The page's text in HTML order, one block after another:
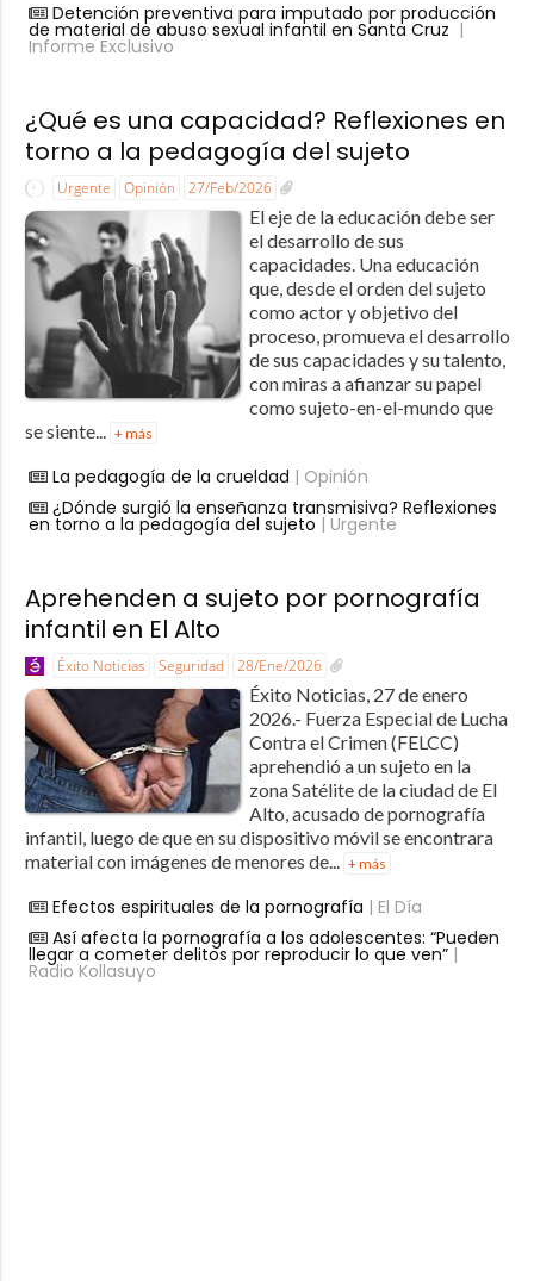
Detención preventiva para imputado por producción
de material de abuso sexual infantil en Santa Cruz |
Informe Exclusivo
¿Qué es una capacidad? Reflexiones en
torno a la pedagogía del sujeto
Urgente Opinión 27/Feb/2026
El eje de la educación debe ser
el desarrollo de sus
capacidades. Una educación
que, desde el orden del sujeto
como actor y objetivo del
proceso, promueva el desarrollo
de sus capacidades y su talento,
con miras a afianzar su papel
como sujeto-en-el-mundo que
se siente... + más
La pedagogía de la crueldad | Opinión
¿Dónde surgió la enseñanza transmisiva? Reflexiones
en torno a la pedagogía del sujeto | Urgente
Aprehenden a sujeto por pornografía
infantil en El Alto
Éxito Noticias Seguridad 28/Ene/2026
Éxito Noticias, 27 de enero
2026.- Fuerza Especial de Lucha
Contra el Crimen (FELCC)
aprehendió a un sujeto en la
zona Satélite de la ciudad de El
Alto, acusado de pornografía
infantil, luego de que en su dispositivo móvil se encontrara
material con imágenes de menores de... + más
Efectos espirituales de la pornografía | El Día
Así afecta la pornografía a los adolescentes: “Pueden
llegar a cometer delitos por reproducir lo que ven”|
Radio Kollasuyo